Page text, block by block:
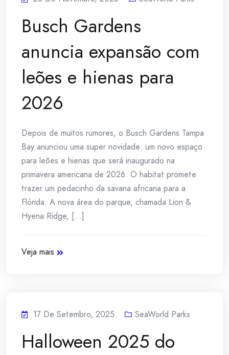
Busch Gardens
anuncia expansão com
leões e hienas para
2026
Depois de muitos rumores, o Busch Gardens Tampa
Bay anunciou uma super novidade: um novo espaço
para leões e hienas que será inaugurado na
primavera americana de 2026. O habitat promete
trazer um pedacinho da savana africana para a
Flórida. A nova área do parque, chamada Lion &
Hyena Ridge, [...]
Veja mais
17 De Setembro, 2025 SeaWorld Parks
Halloween 2025 do